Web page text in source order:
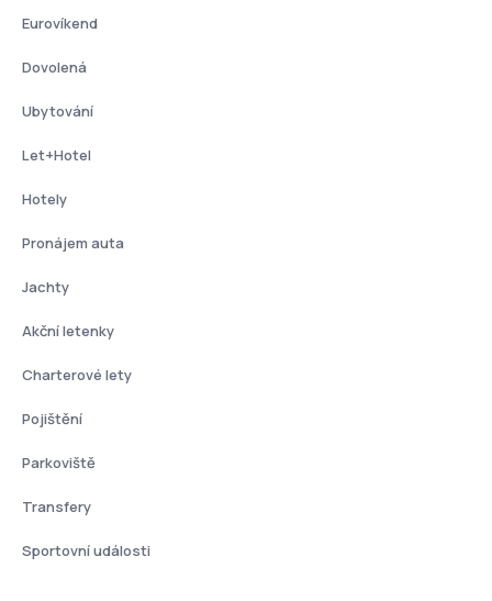
Eurovíkend
Dovolená
Ubytování
Let+Hotel
Hotely
Pronájem auta
Jachty
Akční letenky
Charterové lety
Pojištění
Parkoviště
Transfery
Sportovní události